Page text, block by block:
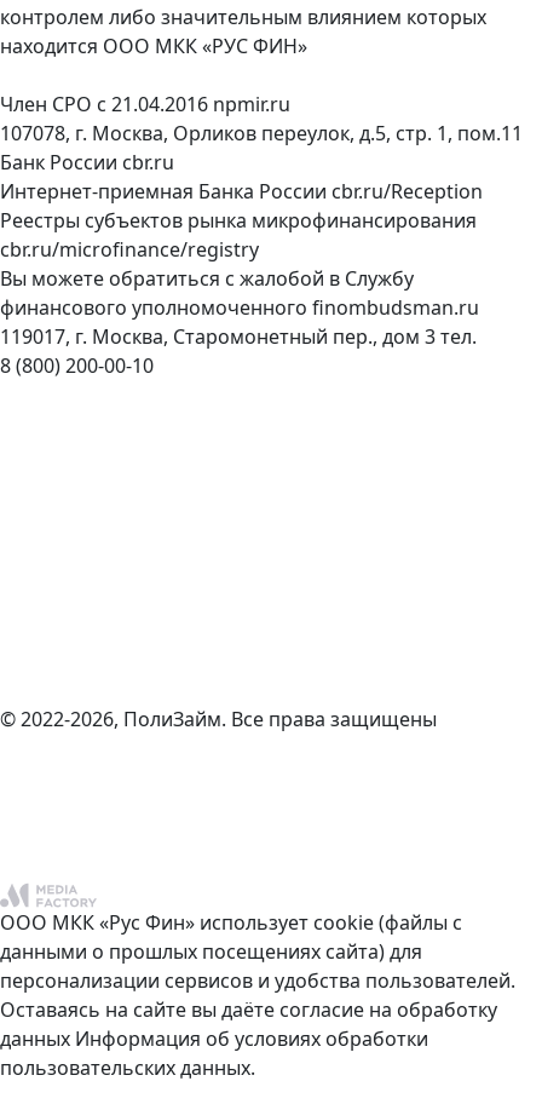
контролем либо значительным влиянием которых
находится ООО МКК «РУС ФИН»
Член СРО с 21.04.2016 npmir.ru
107078, г. Москва, Орликов переулок, д.5, стр. 1, пом.11
Банк России cbr.ru
Интернет-приемная Банка России cbr.ru/Reception
Реестры субъектов рынка микрофинансирования
cbr.ru/microfinance/registry
Вы можете обратиться с жалобой в Службу
финансового уполномоченного finombudsman.ru
119017, г. Москва, Старомонетный пер., дом 3 тел.
8 (800) 200-00-10
© 2022-2026, ПолиЗайм. Все права защищены
ООО МКК «Рус Фин» использует cookie (файлы с
данными о прошлых посещениях сайта) для
персонализации сервисов и удобства пользователей.
Оставаясь на сайте вы даёте согласие на обработку
данных Информация об условиях обработки
пользовательских данных.